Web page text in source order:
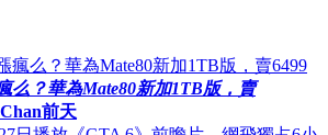
么？華為Mate80新加1TB版，賣
前天